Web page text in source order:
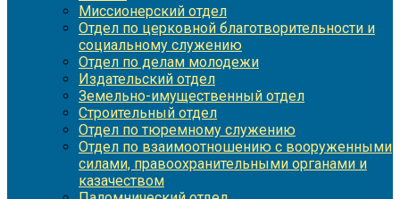
Миссионерский отдел
Отдел по церковной благотворительности и
социальному служению
Отдел по делам молодежи
Издательский отдел
Земельно-имущественный отдел
Строительный отдел
Отдел по тюремному служению
Отдел по взаимоотношению с вооруженными
силами, правоохранительными органами и
казачеством